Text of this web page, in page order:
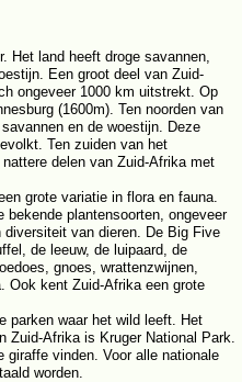
Het land heeft droge savannen,
Een groot deel van Zuid-
ongeveer 1000 km uitstrekt. Op
(1600m). Ten noorden van
en de woestijn. Deze
Ten zuiden van het
delen van Zuid-Afrika met
grote variatie in flora en fauna.
plantensoorten, ongeveer
van dieren. De Big Five
de leeuw, de luipaard, de
gnoes, wrattenzwijnen,
Ook kent Zuid-Afrika een grote
parken waar het wild leeft. Het
Zuid-Afrika is Kruger National Park.
giraffe vinden. Voor alle nationale
worden.